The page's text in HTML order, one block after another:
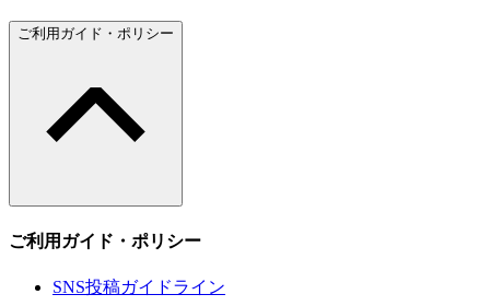
ご利用ガイド・ポリシー
ご利用ガイド・ポリシー
SNS投稿ガイドライン